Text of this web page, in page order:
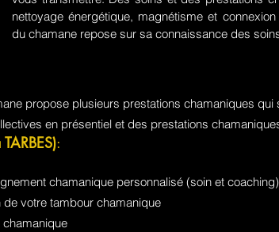
nettoyage énergétique, magnétisme et
du chamane repose sur sa connaissance des
propose plusieurs prestations chamaniques qui
en présentiel et des prestations
:
chamanique personnalisé (soin et coaching)
votre tambour chamanique